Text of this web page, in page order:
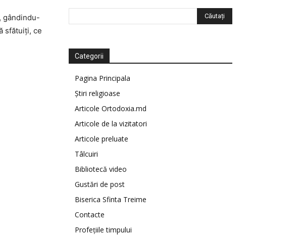
gândindu-
sfătuiţi, ce
Categorii
Pagina Principala
Știri religioase
Articole Ortodoxia.md
Articole de la vizitatori
Articole preluate
Tâlcuiri
Bibliotecă video
Gustări de post
Biserica Sfinta Treime
Contacte
Profețiile timpului